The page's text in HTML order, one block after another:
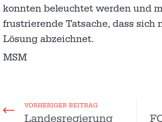
konnten beleuchtet werden und
frustrierende Tatsache, dass sich
Lösung abzeichnet.
MSM
VORHERIGER BEITRAG
Landesregierung